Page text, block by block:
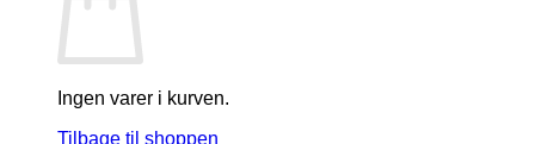
Ingen varer i kurven.
Tilbage til shoppen